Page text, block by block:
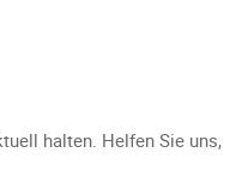
halten. Helfen Sie uns,